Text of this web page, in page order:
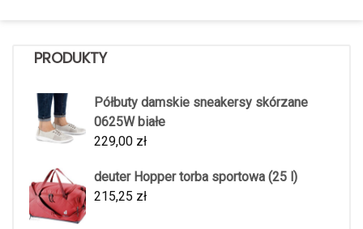
PRODUKTY
Półbuty damskie sneakersy skórzane
0625W białe
229,00 zł
deuter Hopper torba sportowa (25 l)
215,25 zł